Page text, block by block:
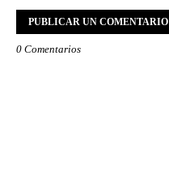
PUBLICAR UN COMENTARIO
0 Comentarios